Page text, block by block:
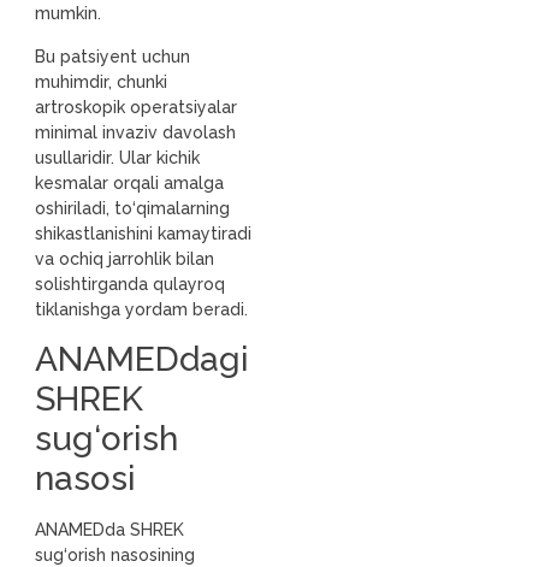
mumkin.
Bu patsiyent uchun
muhimdir, chunki
artroskopik operatsiyalar
minimal invaziv davolash
usullaridir. Ular kichik
kesmalar orqali amalga
oshiriladi, to‘qimalarning
shikastlanishini kamaytiradi
va ochiq jarrohlik bilan
solishtirganda qulayroq
tiklanishga yordam beradi.
ANAMEDdagi
SHREK
sug‘orish
nasosi
ANAMEDda SHREK
sug‘orish nasosining